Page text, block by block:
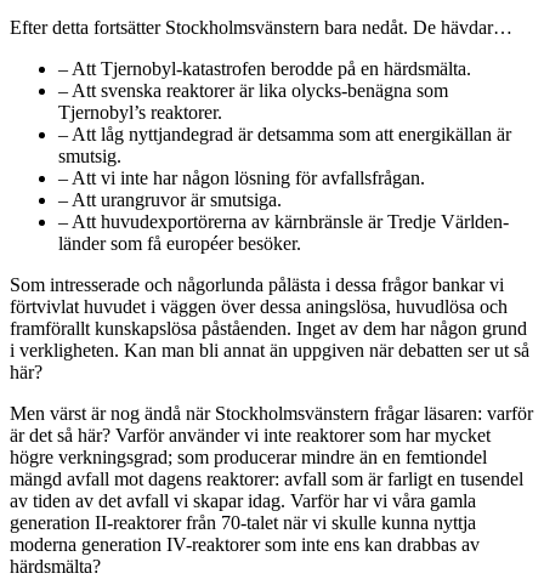
Efter detta fortsätter Stockholmsvänstern bara nedåt. De hävdar…
– Att Tjernobyl-katastrofen berodde på en härdsmälta.
– Att svenska reaktorer är lika olycks-benägna som
Tjernobyl’s reaktorer.
– Att låg nyttjandegrad är detsamma som att energikällan är
smutsig.
– Att vi inte har någon lösning för avfallsfrågan.
– Att urangruvor är smutsiga.
– Att huvudexportörerna av kärnbränsle är Tredje Världen-
länder som få européer besöker.
Som intresserade och någorlunda pålästa i dessa frågor bankar vi
förtvivlat huvudet i väggen över dessa aningslösa, huvudlösa och
framförallt kunskapslösa påståenden. Inget av dem har någon grund
i verkligheten. Kan man bli annat än uppgiven när debatten ser ut så
här?
Men värst är nog ändå när Stockholmsvänstern frågar läsaren: varför
är det så här? Varför använder vi inte reaktorer som har mycket
högre verkningsgrad; som producerar mindre än en femtiondel
mängd avfall mot dagens reaktorer: avfall som är farligt en tusendel
av tiden av det avfall vi skapar idag. Varför har vi våra gamla
generation II-reaktorer från 70-talet när vi skulle kunna nyttja
moderna generation IV-reaktorer som inte ens kan drabbas av
härdsmälta?